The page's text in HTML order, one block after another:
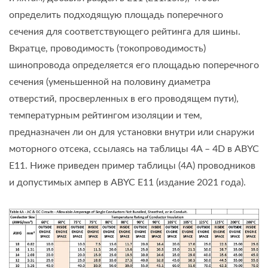
определить подходящую площадь поперечного
сечения для соответствующего рейтинга для шины.
Вкратце, проводимость (токопроводимость)
шинопровода определяется его площадью поперечного
сечения (уменьшенной на половину диаметра
отверстий, просверленных в его проводящем пути),
температурным рейтингом изоляции и тем,
предназначен ли он для установки внутри или снаружи
моторного отсека, ссылаясь на таблицы 4A – 4D в ABYC
E11. Ниже приведен пример таблицы (4A) проводников
и допустимых ампер в ABYC E11 (издание 2021 года).